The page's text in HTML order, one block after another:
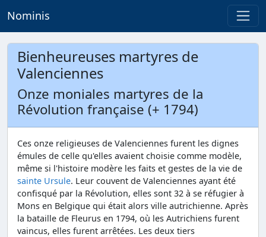
Nominis
Bienheureuses martyres de
Valenciennes
Onze moniales martyres de la
Révolution française (+ 1794)
Ces onze religieuses de Valenciennes furent les dignes
émules de celle qu'elles avaient choisie comme modèle,
même si l'histoire modère les faits et gestes de la vie de
sainte Ursule. Leur couvent de Valenciennes ayant été
confisqué par la Révolution, elles sont 32 à se réfugier à
Mons en Belgique qui était alors ville autrichienne. Après
la bataille de Fleurus en 1794, où les Autrichiens furent
vaincus, elles furent arrêtées. Les deux tiers